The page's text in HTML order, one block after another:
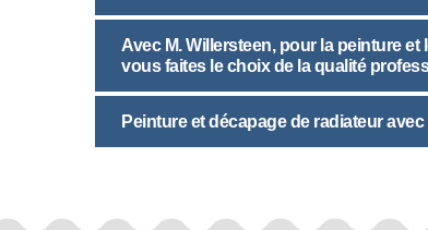
Avec M. Willersteen, pour la peinture
vous faites le choix de la qualité
Peinture et décapage de radiateur avec